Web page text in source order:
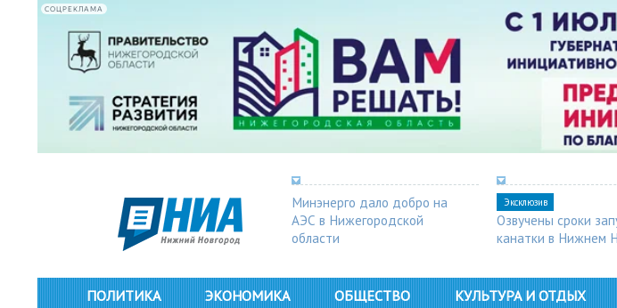
СОЦРЕКЛАМА
Минэнерго дало добро на
АЭС в Нижегородской
области
Эксклюзив
Озвучены сроки
канатки в Нижнем
ПОЛИТИКА ЭКОНОМИКА ОБЩЕСТВО КУЛЬТУРА И ОТДЫХ